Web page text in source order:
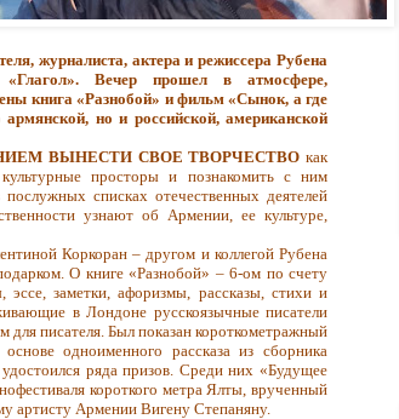
журналиста, актера и режиссера Рубена
Вечер прошел в атмосфере,
книга «Разнобой» и фильм «Сынок, а где
но и российской, американской
ВЫНЕСТИ СВОЕ ТВОРЧЕСТВО как
просторы и познакомить с ним
списках отечественных деятелей
узнают об Армении, ее культуре,
Коркоран – другом и коллегой Рубена
О книге «Разнобой» – 6-ом по счету
заметки, афоризмы, рассказы, стихи и
в Лондоне русскоязычные писатели
для писателя. Был показан короткометражный
одноименного рассказа из сборника
ряда призов. Среди них «Будущее
короткого метра Ялты, врученный
артисту Армении Вигену Степаняну.